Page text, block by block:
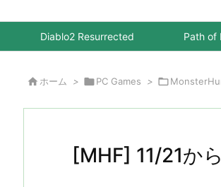
Diablo2 Resurrected Path of
 ホーム > PC Games > 
[MHF] 11/21か